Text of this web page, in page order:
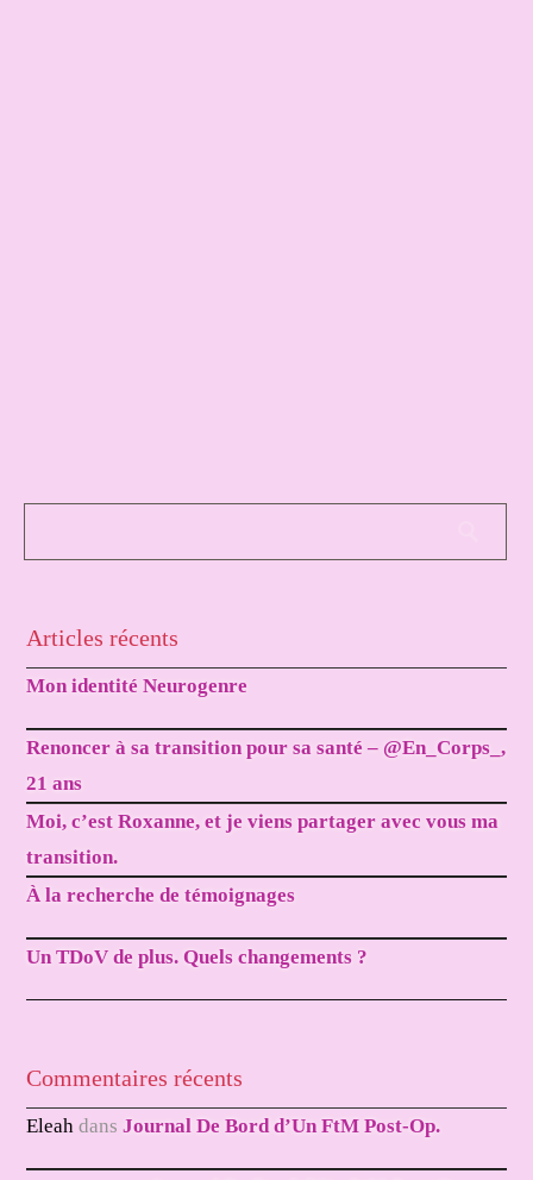
Articles récents
Mon identité Neurogenre
Renoncer à sa transition pour sa santé – @En_Corps_,
21 ans
Moi, c’est Roxanne, et je viens partager avec vous ma
transition.
À la recherche de témoignages
Un TDoV de plus. Quels changements ?
Commentaires récents
Eleah dansJournal De Bord d’Un FtM Post-Op.